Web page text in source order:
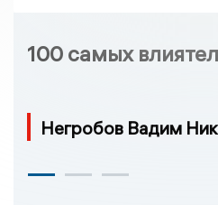
100 самых
Негробов Вадим